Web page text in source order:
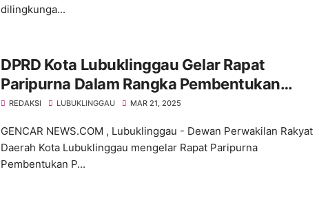
dilingkunga...
DPRD Kota Lubuklinggau Gelar Rapat
Paripurna Dalam Rangka Pembentukan
Propemperda 2025
REDAKSI LUBUKLINGGAU MAR 21, 2025
GENCAR NEWS.COM , Lubuklinggau - Dewan Perwakilan Rakyat
Daerah Kota Lubuklinggau mengelar Rapat Paripurna
Pembentukan P...